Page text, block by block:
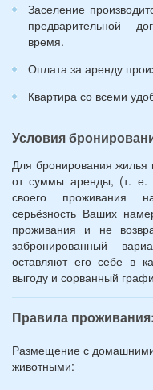
лет):
Заселение
предварительной
время.
Оплата за аренду
Квартира со всеми
Условия
Для бронирования жилья
от суммы аренды, (т. е.
своего проживания
серьёзность Ваших
проживания и не
забронированный
оставляют его себе в
выгоду и сорванный
Правила проживания:
Размещение с
животными: